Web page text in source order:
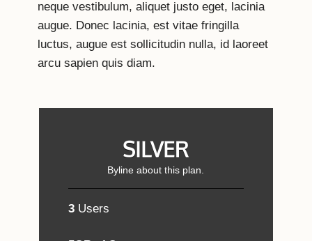
neque vestibulum, aliquet justo eget, lacinia
augue. Donec lacinia, est vitae fringilla
luctus, augue est sollicitudin nulla, id laoreet
arcu sapien quis diam.
SILVER
Byline about this plan.
3Users